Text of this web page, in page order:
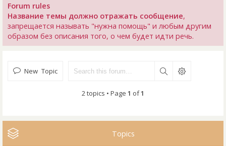
Forum rules
Название темы должно отражать сообщение,
запрещается называть "нужна помощь" и любым другим
образом без описания того, о чем будет идти речь.
New Topic
2 topics • Page 1 of1
Topics